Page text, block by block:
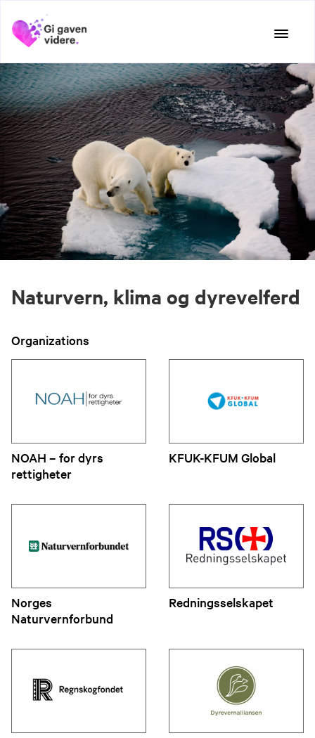
Naturvern, klima og dyrevelferd
Organizations
NOAH – for dyrs
rettigheter
KFUK-KFUM Global
Norges
Naturvernforbund
Redningsselskapet